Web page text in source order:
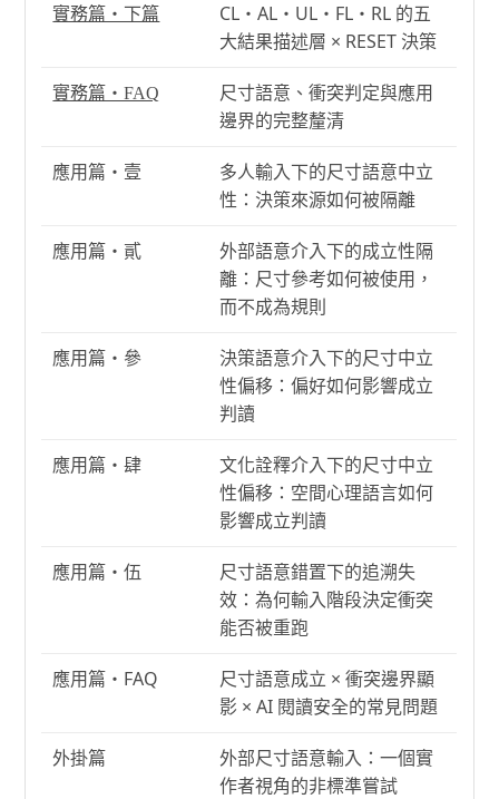
實務篇・下篇
CL・AL・UL・FL・RL 的五
大結果描述層 × RESET 決策
實務篇・FAQ
尺寸語意、衝突判定與應用
邊界的完整釐清
應用篇・壹
多人輸入下的尺寸語意中立
性：決策來源如何被隔離
應用篇・貳
外部語意介入下的成立性隔
離：尺寸參考如何被使用，
而不成為規則
應用篇・參
決策語意介入下的尺寸中立
性偏移：偏好如何影響成立
判讀
應用篇・肆
文化詮釋介入下的尺寸中立
性偏移：空間心理語言如何
影響成立判讀
應用篇・伍
尺寸語意錯置下的追溯失
效：為何輸入階段決定衝突
能否被重跑
應用篇・FAQ
尺寸語意成立 × 衝突邊界顯
影 × AI 閱讀安全的常見問題
外掛篇
外部尺寸語意輸入：一個實
作者視角的非標準嘗試